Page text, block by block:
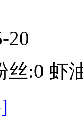
20
丝:0 虾